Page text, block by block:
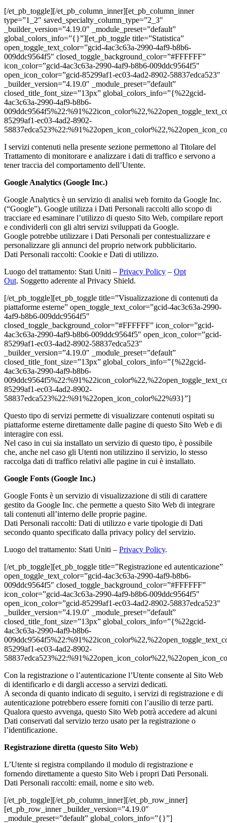
[/et_pb_toggle][/et_pb_column_inner][et_pb_column_inner
type=”1_2″ saved_specialty_column_type=”2_3″
_builder_version=”4.19.0″ _module_preset=”default”
global_colors_info=”{}”][et_pb_toggle title=”Statistica”
open_toggle_text_color=”gcid-4ac3c63a-2990-4af9-b8b6-
009ddc9564f5″ closed_toggle_background_color=”#FFFFFF”
icon_color=”gcid-4ac3c63a-2990-4af9-b8b6-009ddc9564f5″
open_icon_color=”gcid-85299af1-ec03-4ad2-8902-58837edca523″
_builder_version=”4.19.0″ _module_preset=”default”
closed_title_font_size=”13px” global_colors_info=”{%22gcid-
4ac3c63a-2990-4af9-b8b6-
85299af1-ec03-4ad2-8902-
I servizi contenuti nella presente sezione permettono al Titolare del
Trattamento di monitorare e analizzare i dati di traffico e servono a
tener traccia del comportamento dell’Utente.
Google Analytics (Google Inc.)
Google Analytics è un servizio di analisi web fornito da Google Inc.
(“Google”). Google utilizza i Dati Personali raccolti allo scopo di
tracciare ed esaminare l’utilizzo di questo Sito Web, compilare report
e condividerli con gli altri servizi sviluppati da Google.
Google potrebbe utilizzare i Dati Personali per contestualizzare e
personalizzare gli annunci del proprio network pubblicitario.
Dati Personali raccolti: Cookie e Dati di utilizzo.
Luogo del trattamento: Stati Uniti – Privacy Policy – Opt
Out. Soggetto aderente al Privacy Shield.
[/et_pb_toggle][et_pb_toggle title=”Visualizzazione di contenuti da
piattaforme esterne” open_toggle_text_color=”gcid-4ac3c63a-2990-
4af9-b8b6-009ddc9564f5″
closed_toggle_background_color=”#FFFFFF” icon_color=”gcid-
4ac3c63a-2990-4af9-b8b6-009ddc9564f5″ open_icon_color=”gcid-
85299af1-ec03-4ad2-8902-58837edca523″
_builder_version=”4.19.0″ _module_preset=”default”
closed_title_font_size=”13px” global_colors_info=”{%22gcid-
4ac3c63a-2990-4af9-b8b6-
85299af1-ec03-4ad2-8902-
58837edca523%22:%91%22open_icon_color%22%93}”]
Questo tipo di servizi permette di visualizzare contenuti ospitati su
piattaforme esterne direttamente dalle pagine di questo Sito Web e di
interagire con essi.
Nel caso in cui sia installato un servizio di questo tipo, è possibile
che, anche nel caso gli Utenti non utilizzino il servizio, lo stesso
raccolga dati di traffico relativi alle pagine in cui è installato.
Google Fonts (Google Inc.)
Google Fonts è un servizio di visualizzazione di stili di carattere
gestito da Google Inc. che permette a questo Sito Web di integrare
tali contenuti all’interno delle proprie pagine.
Dati Personali raccolti: Dati di utilizzo e varie tipologie di Dati
secondo quanto specificato dalla privacy policy del servizio.
Luogo del trattamento: Stati Uniti – Privacy Policy.
[/et_pb_toggle][et_pb_toggle title=”Registrazione ed autenticazione”
open_toggle_text_color=”gcid-4ac3c63a-2990-4af9-b8b6-
009ddc9564f5″ closed_toggle_background_color=”#FFFFFF”
icon_color=”gcid-4ac3c63a-2990-4af9-b8b6-009ddc9564f5″
open_icon_color=”gcid-85299af1-ec03-4ad2-8902-58837edca523″
_builder_version=”4.19.0″ _module_preset=”default”
closed_title_font_size=”13px” global_colors_info=”{%22gcid-
4ac3c63a-2990-4af9-b8b6-
85299af1-ec03-4ad2-8902-
Con la registrazione o l’autenticazione l’Utente consente al Sito Web
di identificarlo e di dargli accesso a servizi dedicati.
A seconda di quanto indicato di seguito, i servizi di registrazione e di
autenticazione potrebbero essere forniti con l’ausilio di terze parti.
Qualora questo avvenga, questo Sito Web potrà accedere ad alcuni
Dati conservati dal servizio terzo usato per la registrazione o
l’identificazione.
Registrazione diretta (questo Sito Web)
L’Utente si registra compilando il modulo di registrazione e
fornendo direttamente a questo Sito Web i propri Dati Personali.
Dati Personali raccolti: email, nome e sito web.
[/et_pb_toggle][/et_pb_column_inner][/et_pb_row_inner]
[et_pb_row_inner _builder_version=”4.19.0″
_module_preset=”default” global_colors_info=”{}”]